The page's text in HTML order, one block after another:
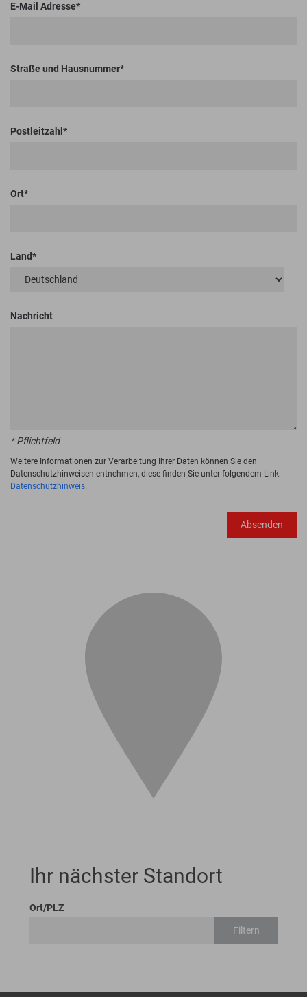
E-Mail Adresse
Straße und Hausnummer
Postleitzahl
Ort
Land
Nachricht
* Pflichtfeld
Weitere Informationen zur Verarbeitung Ihrer Daten können Sie den
Datenschutzhinweisen entnehmen, diese finden Sie unter folgendem Link:
Datenschutzhinweis.
Absenden
Ihr nächster Standort
Ort/PLZ
Filtern